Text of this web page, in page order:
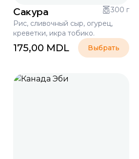
Сакура
300 г
Рис, сливочный сыр, огурец,
креветки, икра тобико.
175,00 MDL Выбрать